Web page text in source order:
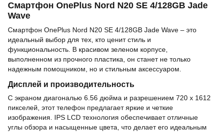
Смартфон OnePlus Nord N20 SE 4/128GB Jade
Wave
Смартфон OnePlus Nord N20 SE 4/128GB Jade Wave – это
идеальный выбор для тех, кто ценит стиль и
функциональность. В красивом зеленом корпусе,
выполненном из прочного пластика, он станет не только
надежным помощником, но и стильным аксессуаром.
Дисплей и производительность
С экраном диагональю 6.56 дюйма и разрешением 720 x 1612
пикселей, этот телефон предлагает яркие и четкие
изображения. IPS LCD технология обеспечивает отличные
углы обзора и насыщенные цвета, что делает его идеальным